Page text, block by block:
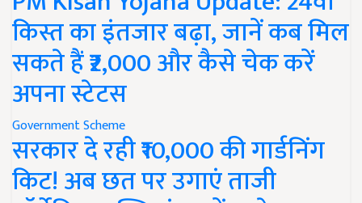
किस्त का इंतजार बढ़ा, जानें कब मिल
सकते हैं ₹2,000 और कैसे चेक करें
अपना स्टेटस
Government Scheme
सरकार दे रही ₹10,000 की गार्डनिंग
किट! अब छत पर उगाएं ताजी